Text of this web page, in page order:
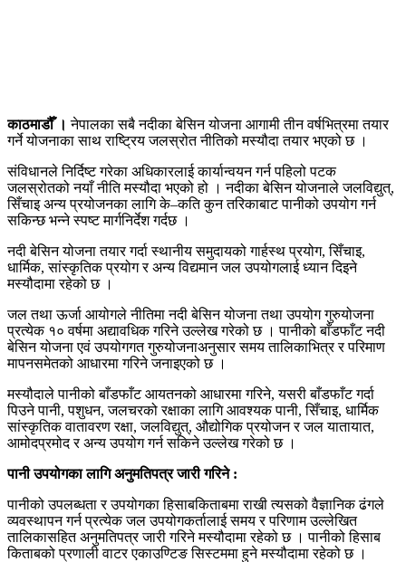
काठमाडौँ । नेपालका सबै नदीका बेसिन योजना आगामी तीन वर्षभित्रमा तयार
गर्ने योजनाका साथ राष्ट्रिय जलस्रोत नीतिको मस्यौदा तयार भएको छ ।
संविधानले निर्दिष्ट गरेका अधिकारलाई कार्यान्वयन गर्न पहिलो पटक
जलस्रोतको नयाँ नीति मस्यौदा भएको हो । नदीका बेसिन योजनाले जलविद्युत्,
सिँचाइ अन्य प्रयोजनका लागि के–कति कुन तरिकाबाट पानीको उपयोग गर्न
सकिन्छ भन्ने स्पष्ट मार्गनिर्देश गर्दछ ।
नदी बेसिन योजना तयार गर्दा स्थानीय समुदायको गार्हस्थ प्रयोग, सिँचाइ,
धार्मिक, सांस्कृतिक प्रयोग र अन्य विद्यमान जल उपयोगलाई ध्यान दिइने
मस्यौदामा रहेको छ ।
जल तथा ऊर्जा आयोगले नीतिमा नदी बेसिन योजना तथा उपयोग गुरुयोजना
प्रत्येक १० वर्षमा अद्यावधिक गरिने उल्लेख गरेको छ । पानीको बाँडफाँट नदी
बेसिन योजना एवं उपयोगगत गुरुयोजनाअनुसार समय तालिकाभित्र र परिमाण
मापनसमेतको आधारमा गरिने जनाइएको छ ।
मस्यौदाले पानीको बाँडफाँट आयतनको आधारमा गरिने, यसरी बाँडफाँट गर्दा
पिउने पानी, पशुधन, जलचरको रक्षाका लागि आवश्यक पानी, सिँचाइ, धार्मिक
सांस्कृतिक वातावरण रक्षा, जलविद्युत्, औद्योगिक प्रयोजन र जल यातायात,
आमोदप्रमोद र अन्य उपयोग गर्न सकिने उल्लेख गरेको छ ।
पानी उपयोगका लागि अनुमतिपत्र जारी गरिने :
पानीको उपलब्धता र उपयोगका हिसाबकिताबमा राखी त्यसको वैज्ञानिक ढंगले
व्यवस्थापन गर्न प्रत्येक जल उपयोगकर्तालाई समय र परिणाम उल्लेखित
तालिकासहित अनुमतिपत्र जारी गरिने मस्यौदामा रहेको छ । पानीको हिसाब
किताबको प्रणाली वाटर एकाउण्टिङ सिस्टममा हुने मस्यौदामा रहेको छ ।